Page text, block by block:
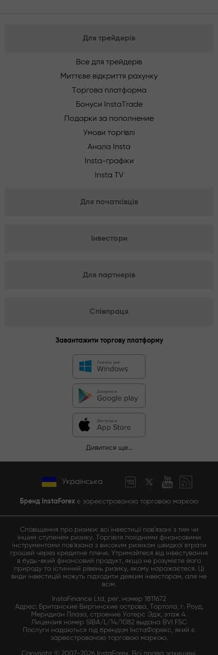
Для трейдерів
Все для трейдерів
Миттєве відкриття рахунку
Торгова платформа
Бонуси InstaTrade
Подарки за пополнение
Умови торгівлі
Аналіз Insta
Insta-графіки
Insta TV
Для початківців
Інвестори
Для партнерів
Співпраця
Завантажити торгову платформу
Дивитися ще...
Українська
Бренд InstaForexє зареєстрованою торговою маркою
Сповіщення про ризики: всі інвестиції пов'язані з тим чи
іншим ступенем ризику. Торгівля похідними фінансовими
інструментами пов'язана з високим ризиком швидкої втрати
грошей через кредитне плече. Утримайтеся від інвестування
в будь-який фінансовий продукт, якщо не розумієте його
природу та істинний рівень ризику, якому наражаєтеся. Ці
види інвестицій можуть підходити деяким інвесторам, але не
всім.
InstaFinance Ltd, рег. номер 1811672
Адрес: Британские Виргинские острова, Тортола, г. Роуд,
Меридиан Плаза, строение Уотерс Эдж, этаж 4.
Лицензия номер SIBA/L/14/1082 выдана BVI FSC
Послуги надаються під брендом ІнстаФорекс, який є
зареєстрованою торговою маркою.
Copyright © 2007-2026 InstaForex. Всі права захищені.